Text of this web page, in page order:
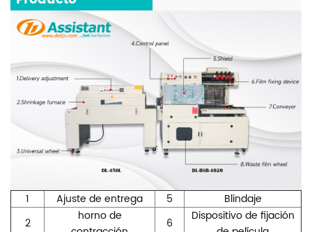
1 Ajuste de entrega 5
Blindaje
2
horno de
6
Dispositivo de fijación